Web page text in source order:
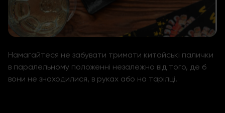
Намагайтеся не забувати тримати китайські палички
в паралельному положенні незалежно від того, де б
вони не знаходилися, в руках або на тарілці.